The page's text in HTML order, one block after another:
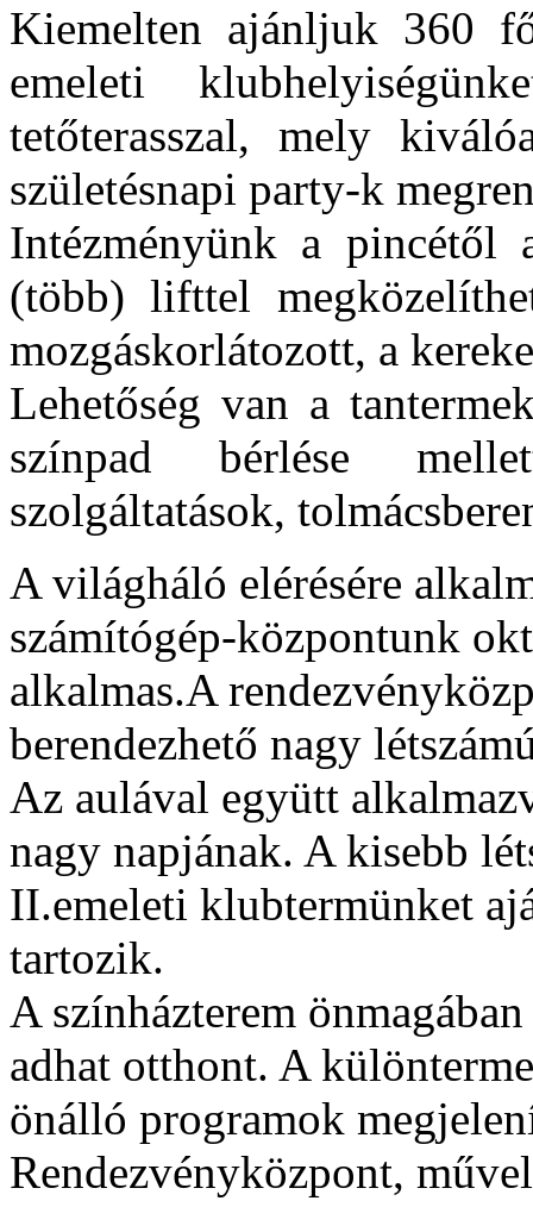
Kiemelten ajánljuk 360
emeleti
tetőterasszal, mely
születésnapi party-k
Intézményünk a pincétől
(több) lifttel
mozgáskorlátozott, a
Lehetőség van a
színpad bérlése
szolgáltatások,
A világháló elérésére
számítógép-központunk
alkalmas.A
berendezhető nagy
Az aulával együtt
nagy napjának. A kisebb
II.emeleti klubtermünket
tartozik.
A színházterem
adhat otthont. A
önálló programok
Rendezvényközpont,